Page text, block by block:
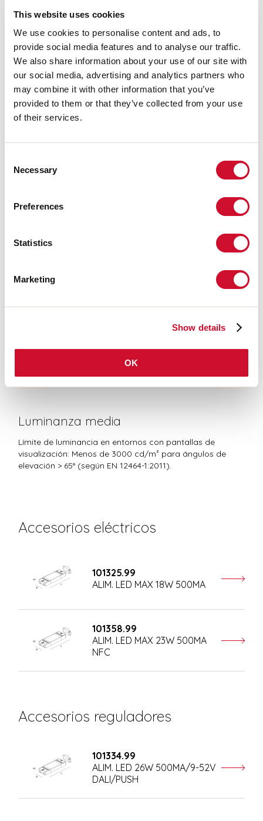
This website uses cookies
We use cookies to personalise content and ads, to
provide social media features and to analyse our traffic.
We also share information about your use of our site with
our social media, advertising and analytics partners who
may combine it with other information that you’ve
provided to them or that they’ve collected from your use
of their services.
Selection
Necessary
Preferences
Statistics
Marketing
Show details
OK
INSTRUCCIONES DE MONTAJE
FICHA DE DATOS
CEI EN 60598-1:2021 + A11:2023, CEI EN 60598-2-1:2022, CEI
radiaciones intrínseca al producto de conformidad con las normas CEI
EN 62471:2010-01, IEC TR 62778:2014.
Luminanza media
Límite de luminancia en entornos con pantallas de
visualización: Menos de 3000 cd/m² para ángulos de
elevación > 65° (según EN 12464-1:2011).
Accesorios eléctricos
101325.99
ALIM. LED MAX 18W 500MA
101358.99
ALIM. LED MAX 23W 500MA
NFC
Accesorios reguladores
101334.99
ALIM. LED 26W 500MA/9-52V
DALI/PUSH